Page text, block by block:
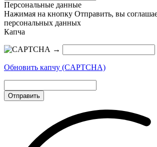
Персональные данные
Нажимая на кнопку Отправить, вы
персональных данных
Капча
→
Обновить капчу (CAPTCHA)
Отправить